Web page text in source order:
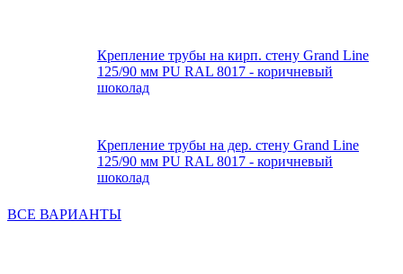
Крепление трубы на кирп. стену Grand Line
125/90 мм PU RAL 8017 - коричневый
шоколад
Крепление трубы на дер. стену Grand Line
125/90 мм PU RAL 8017 - коричневый
шоколад
ВСЕ ВАРИАНТЫ